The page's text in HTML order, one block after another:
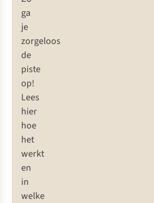
ga
je
zorgeloos
de
piste
op!
Lees
hier
hoe
het
werkt
en
in
welke